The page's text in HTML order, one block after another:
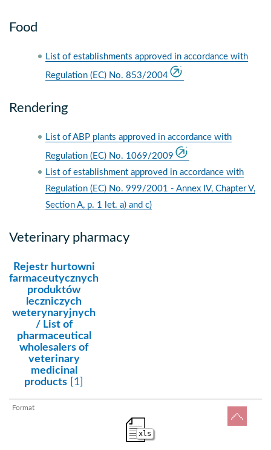
Food
List of establishments approved in accordance with
Regulation (EC) No. 853/2004
Rendering
List of ABP plants approved in accordance with
Regulation (EC) No. 1069/2009
List of establishment approved in accordance with
Regulation (EC) No. 999/2001 - Annex IV, Chapter V,
Section A, p. 1 let. a) and c)
Veterinary pharmacy
kategoria:
Rejestr hurtowni
farmaceutycznych
produktów
leczniczych
weterynaryjnych
/ List of
pharmaceutical
wholesalers of
veterinary
medicinal
products [1]
xls